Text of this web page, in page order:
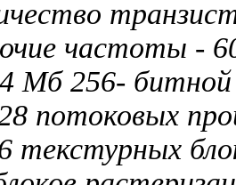
частоты -
Мб 256-
потоковых
текстурных